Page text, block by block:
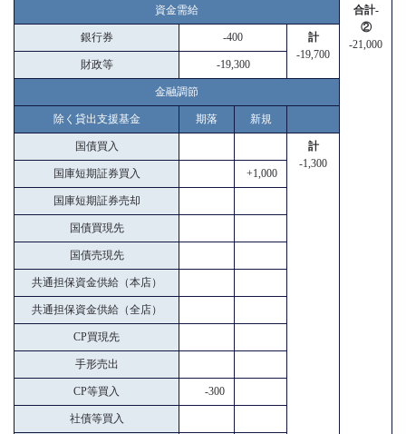
資金需給
合計-
②
-21,000
銀行券 -400
計
-19,700
財政等 -19,300
金融調節
除く貸出支援基金 期落 新規
国債買入
計
-1,300
国庫短期証券買入 +1,000
国庫短期証券売却
国債買現先
国債売現先
共通担保資金供給（本店）
共通担保資金供給（全店）
CP買現先
手形売出
CP等買入 -300
社債等買入